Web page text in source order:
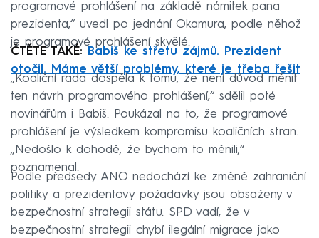
programové prohlášení na základě námitek pana
prezidenta,“ uvedl po jednání Okamura, podle něhož
je programové prohlášení skvělé.
ČTĚTE TAKÉ:
Babiš ke střetu zájmů. Prezident
otočil. Máme větší problémy, které je třeba řešit
„Koaliční rada dospěla k tomu, že není důvod měnit
ten návrh programového prohlášení,“ sdělil poté
novinářům i Babiš. Poukázal na to, že programové
prohlášení je výsledkem kompromisu koaličních stran.
„Nedošlo k dohodě, že bychom to měnili,“
poznamenal.
Podle předsedy ANO nedochází ke změně zahraniční
politiky a prezidentovy požadavky jsou obsaženy v
bezpečnostní strategii státu. SPD vadí, že v
bezpečnostní strategii chybí ilegální migrace jako